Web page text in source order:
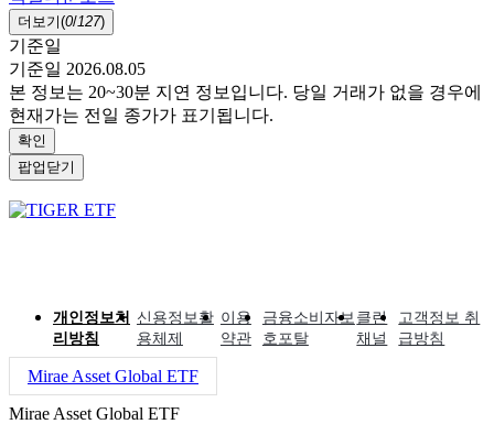
더보기(0/127)
기준일
기준일 2026.08.05
본 정보는 20~30분 지연 정보입니다. 당일 거래가 없을 경우에
현재가는 전일 종가가 표기됩니다.
확인
팝업닫기
개인정보처
리방침
신용정보활
용체제
이용
약관
금융소비자보
호포탈
클린
채널
고객정보 취
급방침
Mirae Asset Global ETF
Mirae Asset Global ETF